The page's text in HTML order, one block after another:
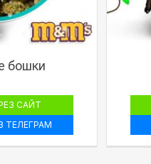
бошки
САЙТ
ТЕЛЕГРАМ